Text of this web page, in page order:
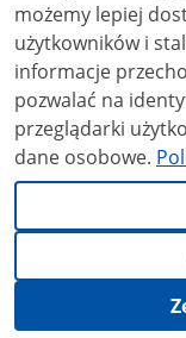
możemy lepiej
użytkowników i stale
informacje
pozwalać na
przeglądarki
dane osobowe.